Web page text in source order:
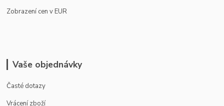
Zobrazení cen v EUR
Vaše objednávky
Časté dotazy
Vrácení zboží